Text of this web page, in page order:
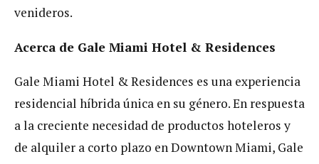
venideros.
Acerca de Gale Miami Hotel & Residences
Gale Miami Hotel & Residences es una experiencia
residencial híbrida única en su género. En respuesta
a la creciente necesidad de productos hoteleros y
de alquiler a corto plazo en Downtown Miami, Gale